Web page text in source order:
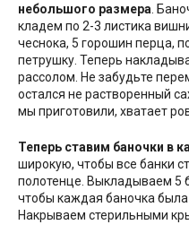
небольшого размера .
кладем по 2-3 листика
чеснока, 5 горошин перца,
петрушку. Теперь
рассолом. Не забудьте
остался не растворенный
мы приготовили, хватает
Теперь ставим баночки в
широкую, чтобы все банки
полотенце. Выкладываем 5
чтобы каждая баночка
Накрываем стерильными